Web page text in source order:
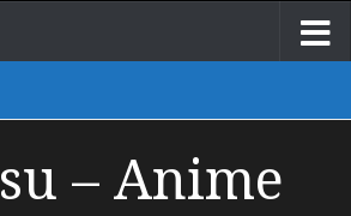
– Anime